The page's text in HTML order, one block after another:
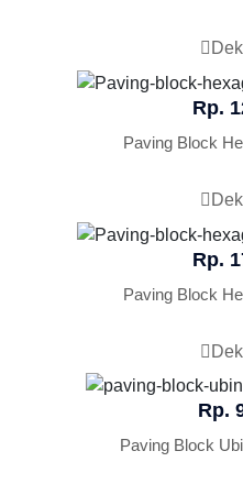
Rp.
Paving Block
Rp.
Paving Block
Rp.
Paving Block